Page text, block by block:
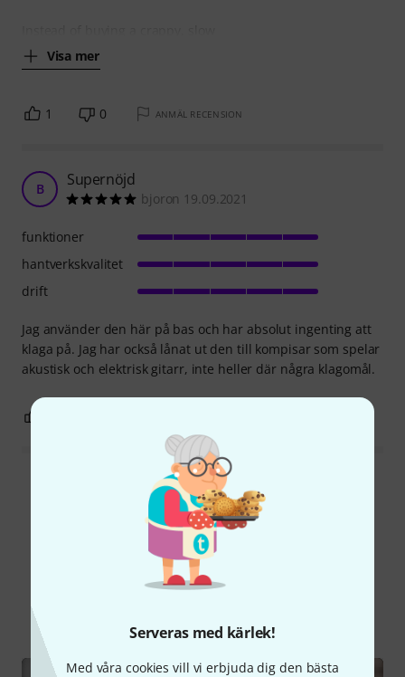
Serveras med kärlek!
Med våra cookies vill vi erbjuda dig den bästa
Visa mer
1 0 ANMÄL RECENSION
B Supernöjd
bjoron 19.09.2021
Jag använder den här på bas och har absolut ingenting att
klaga på. Jag har också lånat ut den till kompisar som spelar
akustisk och elektrisk gitarr, inte heller där några klagomål.
funktioner
hantverkskvalitet
drift
Läs alla recensioner
Visste du?